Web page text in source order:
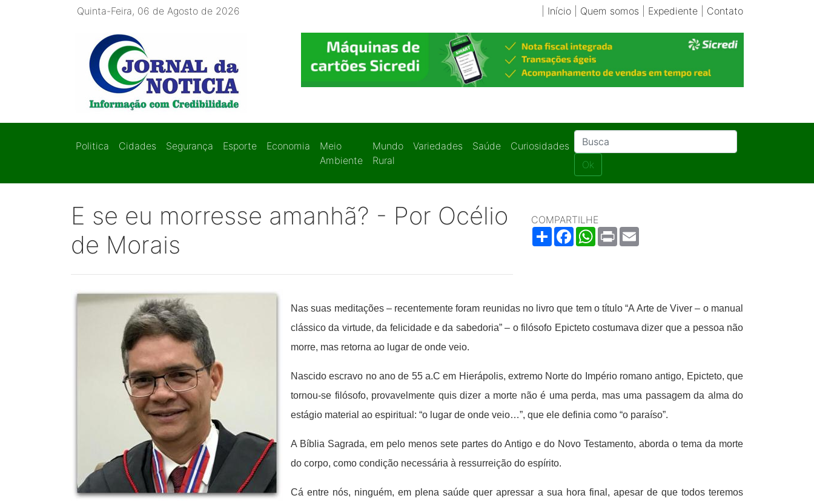
Quinta-Feira, 06 de Agosto de 2026 Início| Quem somos Expediente| Contato
Politica Cidades Segurança Esporte Economia
Meio
Ambiente
Mundo
Rural
Variedades Saúde
Curiosidades
Ok
E se eu morresse amanhã? - Por Océlio
de Morais
COMPARTILHE
ShareFacebookWhatsApp
Print
Nas suas meditações – recentemente foram reunidas no livro que tem o título “A Arte de Viver – o manual
clássico da virtude, da felicidade e da sabedoria” – o filósofo Epicteto costumava dizer que a pessoa não
morre, mas retorna ao lugar de onde veio.
Nascido escravo no ano de 55 a.C em Hierápolis, extremo Norte do Império romano antigo, Epicteto, que
tornou-se filósofo, provavelmente quis dizer a morte não é uma perda, mas uma passagem da alma do
estágio material ao espiritual: “o lugar de onde veio…”, que ele definia como “o paraíso”.
A Bíblia Sagrada, em pelo menos sete partes do Antigo e do Novo Testamento, aborda o tema da morte
do corpo, como condição necessária à ressurreição do espírito.
Cá entre nós, ninguém, em plena saúde quer apressar a sua hora final, apesar de que todos teremos